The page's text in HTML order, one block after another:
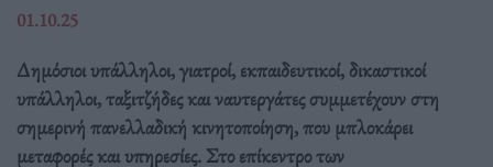
01.10.25
Δημόσιοι υπάλληλοι, γιατροί, εκπαιδευτικοί, δικαστικοί
υπάλληλοι, ταξιτζήδες και ναυτεργάτες συμμετέχουν στη
σημερινή πανελλαδική κινητοποίηση, που μπλοκάρει
μεταφορές και υπηρεσίες. Στο επίκεντρο των